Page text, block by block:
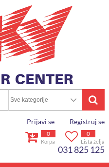
Prijavi se Registruj se
0
Lista želja
0
Korpa
031 825 125